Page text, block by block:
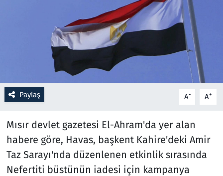
Paylaş A- A+
Mısır devlet gazetesi El-Ahram'da yer alan
habere göre, Havas, başkent Kahire'deki Amir
Taz Sarayı'nda düzenlenen etkinlik sırasında
Nefertiti büstünün iadesi için kampanya
Rüya Tabirleri
Savunma Sanayi
Spor
Teknoloji ve Bilim